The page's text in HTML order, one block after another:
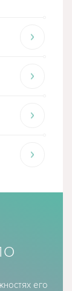
его